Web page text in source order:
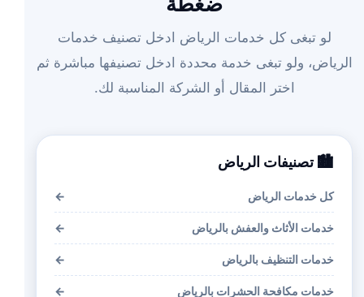
لو تبغى كل خدمات الرياض ادخل تصنيف خدمات
الرياض، ولو تبغى خدمة محددة ادخل تصنيفها مباشرة ثم
اختر المقال أو الشركة المناسبة لك.
🏙️ تصنيفات الرياض
كل خدمات الرياض ←
خدمات الأثاث والعفش بالرياض ←
خدمات التنظيف بالرياض ←
خدمات مكافحة الحشرات بالرياض ←